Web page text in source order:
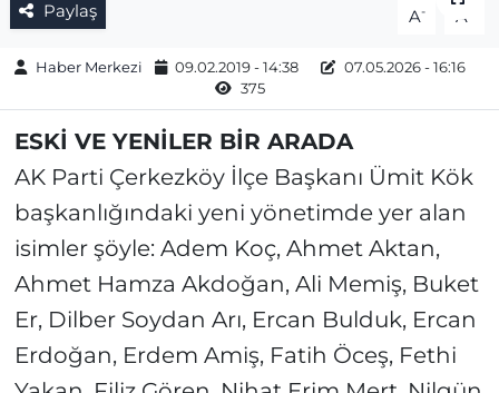
Paylaş A- A
Haber Merkezi 09.02.2019 - 14:38
07.05.2026 - 16:16
375
ESKİ VE YENİLER BİR ARADA
AK Parti Çerkezköy İlçe Başkanı Ümit Kök
başkanlığındaki yeni yönetimde yer alan
isimler şöyle: Adem Koç, Ahmet Aktan,
Ahmet Hamza Akdoğan, Ali Memiş, Buket
Er, Dilber Soydan Arı, Ercan Bulduk, Ercan
Erdoğan, Erdem Amiş, Fatih Öceş, Fethi